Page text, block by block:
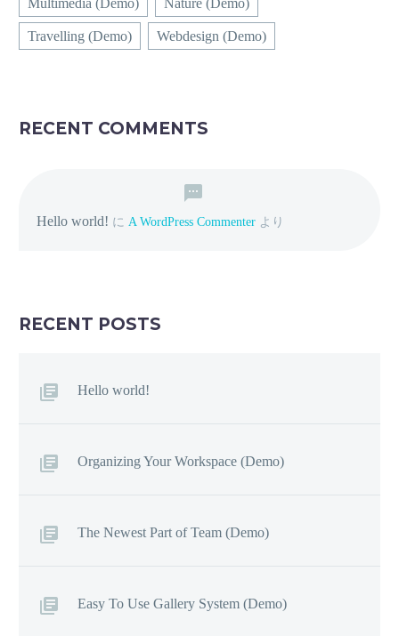
Multimedia (Demo) Nature (Demo)
Travelling (Demo) Webdesign (Demo)
RECENT COMMENTS
Hello world! に A WordPress Commenter より
RECENT POSTS
Hello world!
Organizing Your Workspace (Demo)
The Newest Part of Team (Demo)
Easy To Use Gallery System (Demo)